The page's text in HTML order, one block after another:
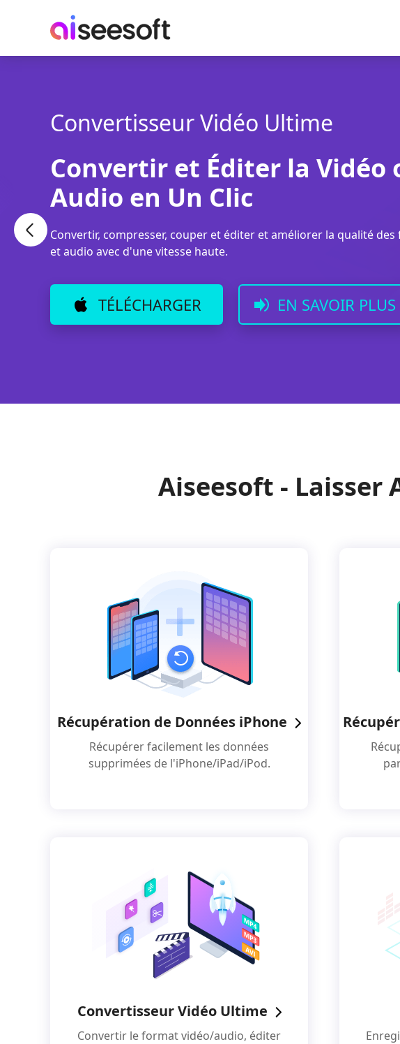
Convertisseur Vidéo Ultime
Convertir et Éditer la Vidéo
Audio en Un Clic
Convertir, compresser, couper et éditer et améliorer la qualité des
et audio avec d'une vitesse haute.
TÉLÉCHARGER EN SAVOIR PLUS
Aiseesoft -
Récupération de Données iPhone
Récupérer facilement les données
supprimées de l'iPhone/iPad/iPod.
Convertisseur Vidéo Ultime
Convertir le format vidéo/audio, éditer